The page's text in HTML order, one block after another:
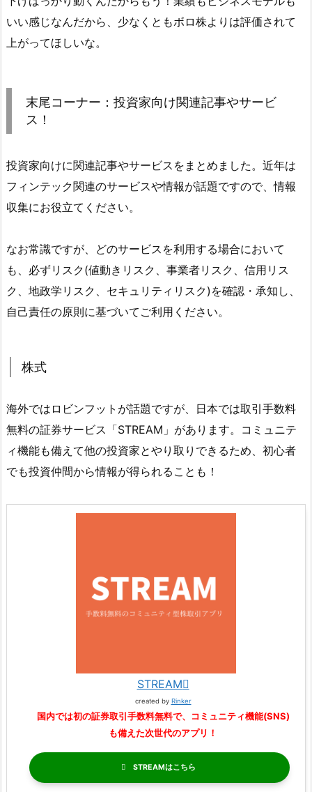
いい感じなんだから、少なくともボロ株よりは評価されて
上がってほしいな。
末尾コーナー：投資家向け関連記事やサービ
ス！
投資家向けに関連記事やサービスをまとめました。近年は
フィンテック関連のサービスや情報が話題ですので、情報
収集にお役立てください。
なお常識ですが、どのサービスを利用する場合において
も、必ずリスク(値動きリスク、事業者リスク、信用リス
ク、地政学リスク、セキュリティリスク)を確認・承知し、
自己責任の原則に基づいてご利用ください。
株式
海外ではロビンフットが話題ですが、日本では取引手数料
無料の証券サービス「STREAM」があります。コミュニテ
ィ機能も備えて他の投資家とやり取りできるため、初心者
でも投資仲間から情報が得られることも！
STREAM
created by Rinker
国内では初の証券取引手数料無料で、コミュニティ機能(SNS)
も備えた次世代のアプリ！
STREAM